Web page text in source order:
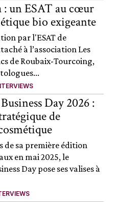
: un ESAT au cœur
bio exigeante
par l'ESAT de
à l’association Les
de Roubaix-Tourcoing,
Day 2026 :
de
de sa première édition
en mai 2025, le
Day pose ses valises à